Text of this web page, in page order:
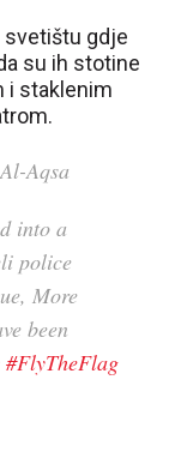
svetištu gdje
su ih stotine
i staklenim
Aqsa
into a
police
More
been
#FlyTheFlag